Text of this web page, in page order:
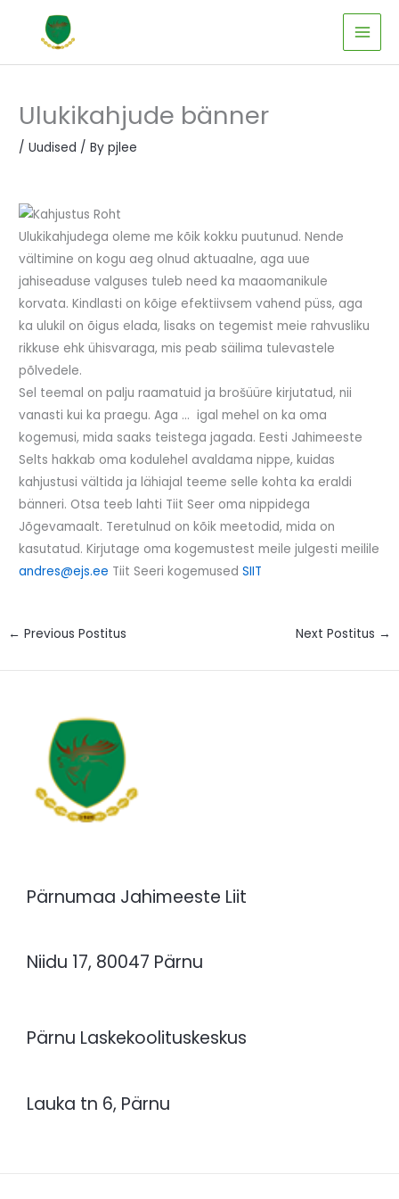
Ulukikahjude bänner
/Uudised / Bypjlee
Ulukikahjudega oleme me kõik kokku puutunud. Nende
vältimine on kogu aeg olnud aktuaalne, aga uue
jahiseaduse valguses tuleb need ka maaomanikule
korvata. Kindlasti on kõige efektiivsem vahend püss, aga
ka ulukil on õigus elada, lisaks on tegemist meie rahvusliku
rikkuse ehk ühisvaraga, mis peab säilima tulevastele
põlvedele.
Sel teemal on palju raamatuid ja brošüüre kirjutatud, nii
vanasti kui ka praegu. Aga … igal mehel on ka oma
kogemusi, mida saaks teistega jagada. Eesti Jahimeeste
Selts hakkab oma kodulehel avaldama nippe, kuidas
kahjustusi vältida ja lähiajal teeme selle kohta ka eraldi
bänneri. Otsa teeb lahti Tiit Seer oma nippidega
Jõgevamaalt. Teretulnud on kõik meetodid, mida on
kasutatud. Kirjutage oma kogemustest meile julgesti meilile
andres@ejs.ee Tiit Seeri kogemusedSIIT
← Previous Postitus Next Postitus →
Pärnumaa Jahimeeste Liit
Niidu 17, 80047 Pärnu
Pärnu Laskekoolituskeskus
Lauka tn 6, Pärnu